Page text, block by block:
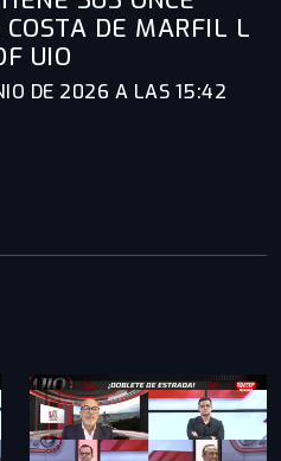
COSTA DE MARFIL L
UIO
DE 2026 A LAS 15:42